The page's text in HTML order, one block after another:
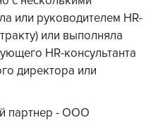
или руководителем HR-
или выполняла
HR-консультанта
директора или
партнер - ООО